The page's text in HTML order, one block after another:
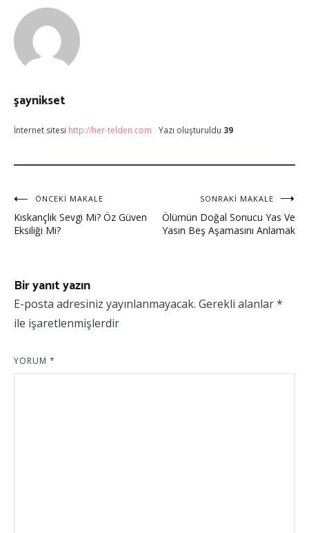
şaynikset
İnternet sitesi http://her-telden.com Yazı oluşturuldu 39
ÖNCEKI MAKALE
Kıskançlık Sevgi Mi? Öz Güven
Eksiliği Mi?
SONRAKI MAKALE
Ölümün Doğal Sonucu Yas Ve
Yasın Beş Aşamasını Anlamak
Bir yanıt yazın
E-posta adresiniz yayınlanmayacak. Gerekli alanlar*
ile işaretlenmişlerdir
YORUM *